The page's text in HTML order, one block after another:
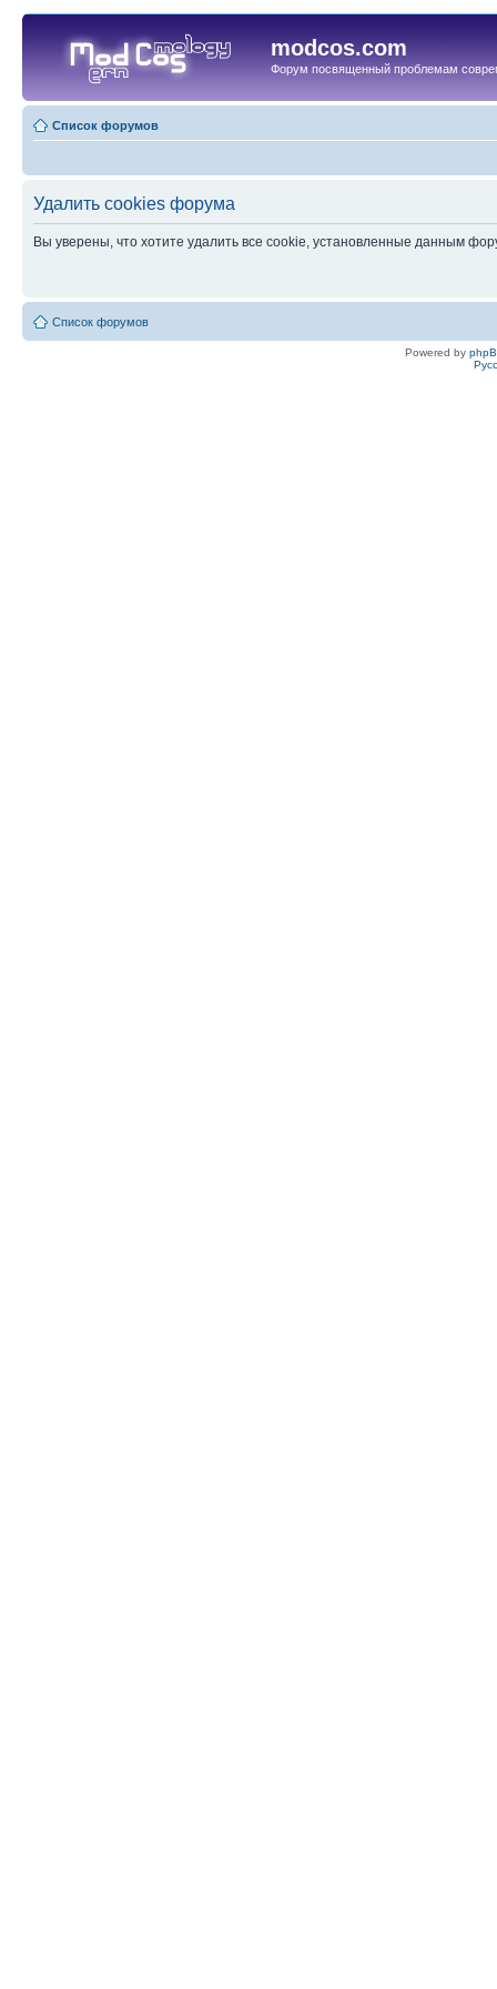
modcos.com
Форум посвященный проблемам
Список форумов
Удалить cookies форума
Вы уверены, что хотите удалить все cookie, установленные данным
Список форумов
Powered by